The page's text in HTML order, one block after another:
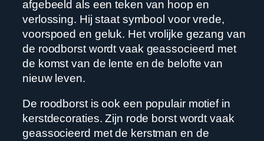
afgebeeld als een teken van hoop en
verlossing. Hij staat symbool voor vrede,
voorspoed en geluk. Het vrolijke gezang van
de roodborst wordt vaak geassocieerd met
de komst van de lente en de belofte van
nieuw leven.
De roodborst is ook een populair motief in
kerstdecoraties. Zijn rode borst wordt vaak
geassocieerd met de kerstman en de